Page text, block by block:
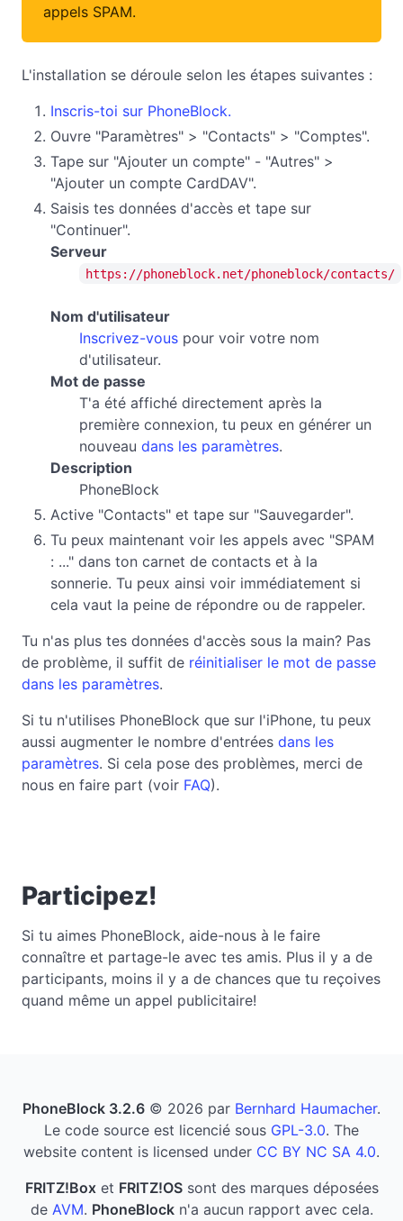
appels SPAM.
L'installation se déroule selon les étapes suivantes :
Inscris-toi sur PhoneBlock.
Ouvre "Paramètres" > "Contacts" > "Comptes".
Tape sur "Ajouter un compte" - "Autres" >
"Ajouter un compte CardDAV".
Saisis tes données d'accès et tape sur
"Continuer".
Serveur
https://phoneblock.net/phoneblock/contacts/
Nom d'utilisateur
Inscrivez-vous pour voir votre nom
d'utilisateur.
Mot de passe
T'a été affiché directement après la
première connexion, tu peux en générer un
nouveau dans les paramètres.
Description
PhoneBlock
Active "Contacts" et tape sur "Sauvegarder".
Tu peux maintenant voir les appels avec "SPAM
: ..." dans ton carnet de contacts et à la
sonnerie. Tu peux ainsi voir immédiatement si
cela vaut la peine de répondre ou de rappeler.
Tu n'as plus tes données d'accès sous la main? Pas
de problème, il suffit de réinitialiser le mot de passe
dans les paramètres.
Si tu n'utilises PhoneBlock que sur l'iPhone, tu peux
aussi augmenter le nombre d'entrées dans les
paramètres. Si cela pose des problèmes, merci de
nous en faire part (voir FAQ).
Participez!
Si tu aimes PhoneBlock, aide-nous à le faire
connaître et partage-le avec tes amis. Plus il y a de
participants, moins il y a de chances que tu reçoives
quand même un appel publicitaire!
PhoneBlock 3.2.6 © 2026 par Bernhard Haumacher.
Le code source est licencié sous GPL-3.0. The
website content is licensed under CC BY NC SA 4.0.
FRITZ!Boxet FRITZ!OSsont des marques déposées
de AVM. PhoneBlockn'a aucun rapport avec cela.